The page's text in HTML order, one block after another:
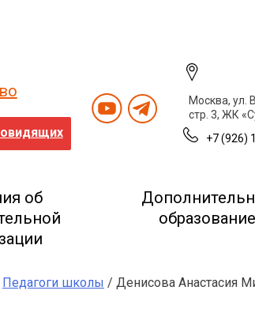
Москва, ул.
стр. 3, ЖК
+7 (926)
об
образование
Педагоги школы / Денисова Анастасия